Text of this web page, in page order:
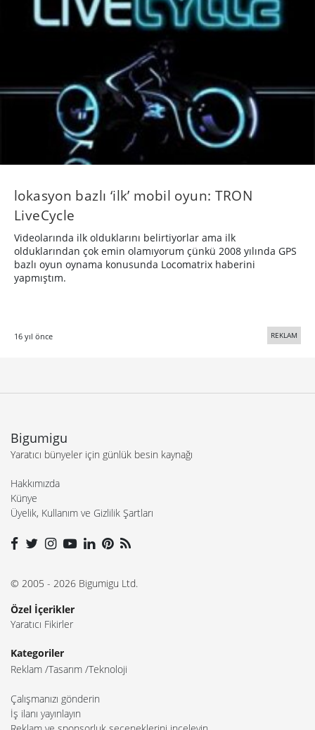
lokasyon bazlı ‘ilk’ mobil oyun: TRON
LiveCycle
Videolarında ilk olduklarını belirtiyorlar ama ilk
olduklarından çok emin olamıyorum çünkü 2008 yılında GPS
bazlı oyun oynama konusunda Locomatrix haberini
yapmıştım.
16 yıl önce REKLAM
Bigumigu
Yaratıcı bünyeler için günlük besin kaynağı
Hakkımızda
Künye
Üyelik, Kullanım ve Gizlilik Şartları
© 2005 - 2026 Bigumigu Ltd.
Özel İçerikler
Yaratıcı Fikirler
Kategoriler
Reklam Tasarım Teknoloji
Çalışmanızı gönderin
İş ilanı yayınlayın